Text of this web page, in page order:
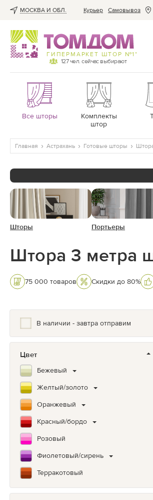
МОСКВА И ОБЛ. Курьер Cамовывоз
ГИПЕРМАРКЕТ ШТОР №1*
127чел. сейчас выбирают
Все шторы
Комплекты
штор
Главная Астрахань Готовые шторы
Шторы Портьеры
Штора 3 метра
75 000 товаров Скидки до 80%
В наличии - завтра отправим
Цвет
Бежевый
Желтый/золото
Оранжевый
Красный/бордо
Розовый
Фиолетовый/сирень
Терракотовый
Коричневый